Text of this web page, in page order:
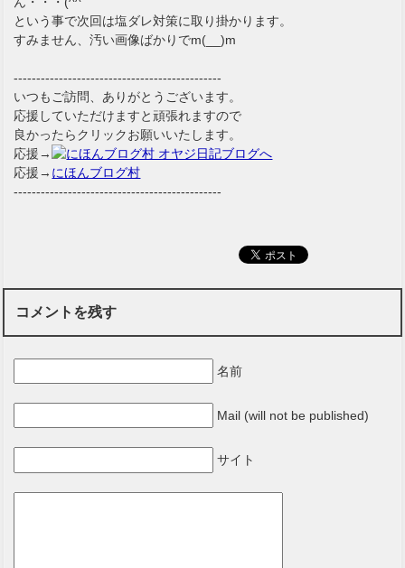
という事で次回は塩ダレ対策に取り掛かります。
すみません、汚い画像ばかりでm(__)m
----------------------------------------------
いつもご訪問、ありがとうございます。
応援していただけますと頑張れますので
良かったらクリックお願いいたします。
応援→
応援→ にほんブログ村
----------------------------------------------
コメントを残す
名前
Mail (will not be published)
サイト